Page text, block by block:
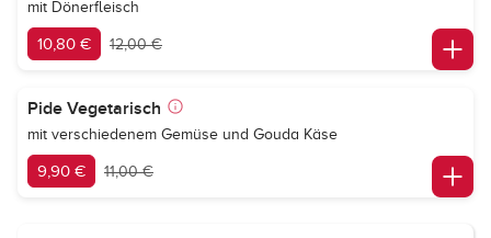
mit Dönerfleisch
10,80 € 12,00 €
Pide Vegetarisch
mit verschiedenem Gemüse und Gouda Käse
9,90 € 11,00 €